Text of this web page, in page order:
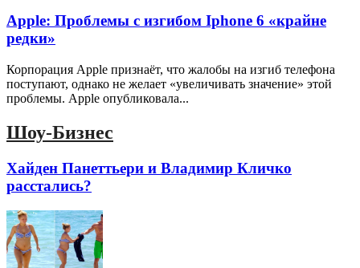
Apple: Проблемы с изгибом Iphone 6 «крайне
редки»
Корпорация Apple признаёт, что жалобы на изгиб телефона
поступают, однако не желает «увеличивать значение» этой
проблемы. Apple опубликовала...
Шоу-Бизнес
Хайден Панеттьери и Владимир Кличко
расстались?